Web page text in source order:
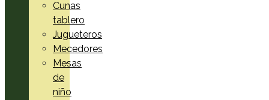
Cunas
tablero
Jugueteros
Mecedores
Mesas
de
niño